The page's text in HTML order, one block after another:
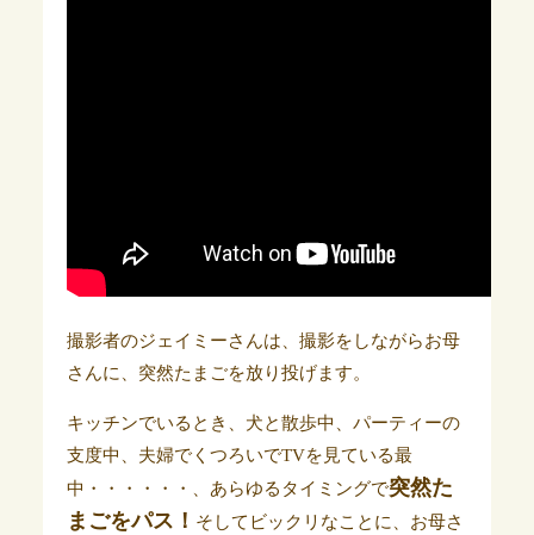
撮影者のジェイミーさんは、撮影をしながらお母
さんに、突然たまごを放り投げます。
キッチンでいるとき、犬と散歩中、パーティーの
支度中、夫婦でくつろいでTVを見ている最
中・・・・・・、あらゆるタイミングで突然た
まごをパス！ そしてビックリなことに、お母さ